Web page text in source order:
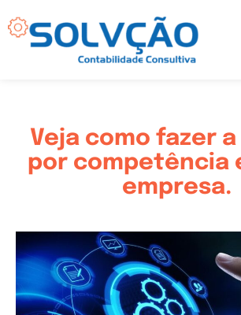
para
Veja como fazer
por competência
empresa.